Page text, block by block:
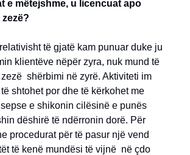
e mëtejshme, u licencuat apo
të gjatë kam punuar duke ju
klientëve nëpër zyra, nuk mund të
shërbimi në zyrë. Aktiviteti im
shtohet por dhe të kërkohet me
e shikonin cilësinë e punës
dëshirë të ndërronin dorë. Për
procedurat për të pasur një vend
të kenë mundësi të vijnë në çdo